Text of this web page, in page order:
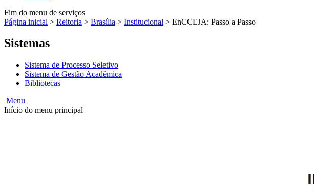
Fim do menu de serviços
Página inicial > Reitoria > Brasília > Institucional > EnCCEJA: Passo a Passo
Sistemas
Sistema de Processo Seletivo
Sistema de Gestão Acadêmica
Bibliotecas
Menu
Início do menu principal